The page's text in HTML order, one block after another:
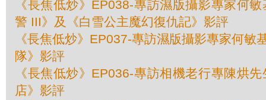
《長焦低炒》EP038-專訪濕版攝影專家何
警 III》及《白雪公主魔幻復仇記》影評
《長焦低炒》EP037-專訪濕版攝影專家何敏
隊》影評
《長焦低炒》EP036-專訪相機老行專陳烘
店》影評